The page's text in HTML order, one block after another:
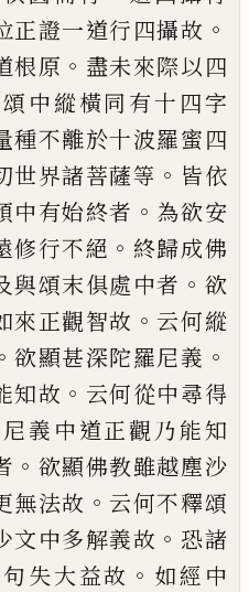
正證一道行四攝故 。
根原 。 盡未來際以四
中縱橫同有十四字
種不離於十波羅蜜四
世界諸菩薩等 。 皆依
中有始終者 。 為欲安
修行不絕 。 終歸成佛
與頌末俱處中者 。 欲
來正觀智故 。 云何縱
。欲顯甚深陀羅尼義 。
知故 。 云何從中尋得
尼義中道正觀乃能知
。 欲顯佛教雖越塵沙
無法故 。 云何不釋頌
文中多解義故 。 恐諸
失大益故 。 如經中